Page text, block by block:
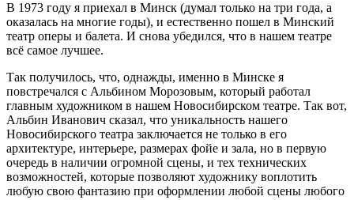
В 1973 году я приехал в Минск (думал только на три года, а
оказалась на многие годы), и естественно пошел в Минский
театр оперы и балета. И снова убедился, что в нашем театре
всё самое лучшее.
Так получилось, что, однажды, именно в Минске я
повстречался с Альбином Морозовым, который работал
главным художником в нашем Новосибирском театре. Так вот,
Альбин Иванович сказал, что уникальность нашего
Новосибирского театра заключается не только в его
архитектуре, интерьере, размерах фойе и зала, но в первую
очередь в наличии огромной сцены, и тех технических
возможностей, которые позволяют художнику воплотить
любую свою фантазию при оформлении любой сцены любого